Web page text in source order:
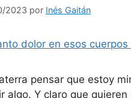
2023 por Inés Gaitán
pensar que estoy
algo. Y claro que